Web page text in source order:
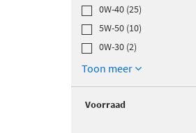
0W-40 (25)
5W-50 (10)
0W-30 (2)
Toon meer
Voorraad